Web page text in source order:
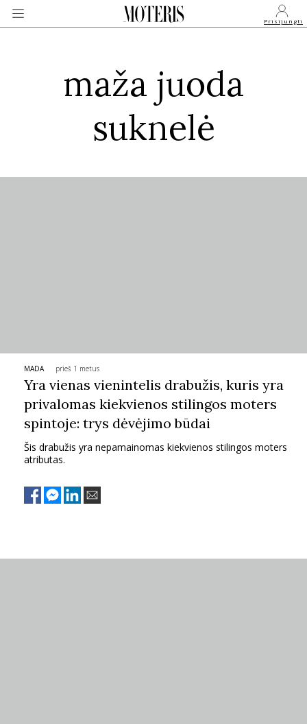
Prisijungti
MADA
HOROSKOPAI
ASTROLOGIJA
POLITIKA
KULTŪRA
KINAS
maža juoda
suknelė
MADA prieš 1 metus
Yra vienas vienintelis drabužis, kuris yra
privalomas kiekvienos stilingos moters
spintoje: trys dėvėjimo būdai
Šis drabužis yra nepamainomas kiekvienos stilingos moters
atributas.